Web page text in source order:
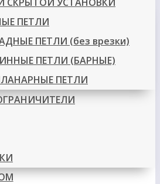
ПЕТЛИ
ПЕТЛИ (без врезки)
ПЕТЛИ (БАРНЫЕ)
ПЕТЛИ